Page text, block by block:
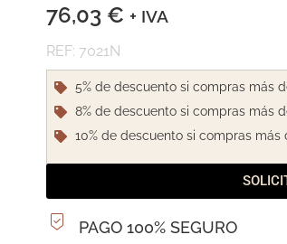
76,03 € + IVA
REF: 7021N
5% de descuento si compras más
8% de descuento si compras más
10% de descuento si compras más
PAGO 100% SEGURO